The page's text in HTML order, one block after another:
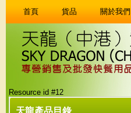
首頁
首頁
貨品
貨品
關於我們
關於我們
Resource id #12
天龍產品目錄